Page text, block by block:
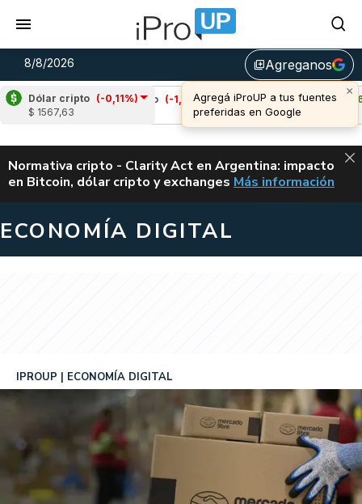
8/8/2026 library_addAgreganos
×
Agregá iProUP a tus fuentes
preferidas en Google
Dólar cripto (-0,11%)
$ 1567,63
Cardano
(-1,33%)
Avalanche (2,06%)
u$s 6,55
ALERTA
Normativa cripto - Clarity Act en Argentina: impacto
en Bitcoin, dólar cripto y exchanges CLARITY ACT EN
Más información
ECONOMÍA DIGITAL
IPROUP ECONOMÍA DIGITAL